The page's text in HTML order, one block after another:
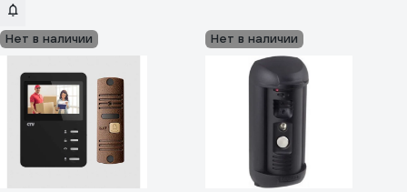
Нет в наличии Нет в наличии